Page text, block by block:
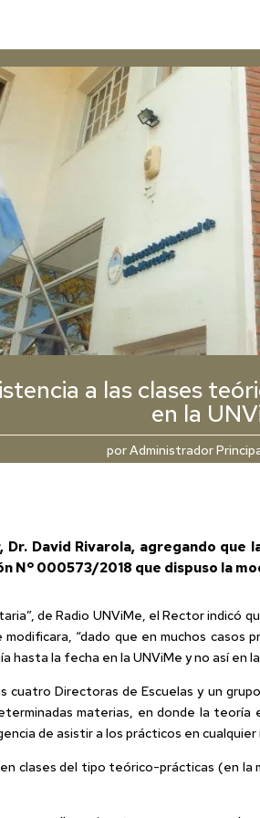
a las clases
en la
porAdministrador
David Rivarola, agregando
Nº 000573/2018 que dispuso la
de Radio UNViMe, el Rector
“dado que en muchos
hasta la fecha en la UNViMe y no así en
cuatro Directoras de Escuelas y un
materias, en donde la
de asistir a los prácticos en
clases del tipo teórico-prácticas (en la